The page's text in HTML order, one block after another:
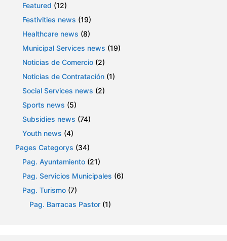
Featured (12)
Festivities news (19)
Healthcare news (8)
Municipal Services news (19)
Noticias de Comercio (2)
Noticias de Contratación (1)
Social Services news (2)
Sports news (5)
Subsidies news (74)
Youth news (4)
Pages Categorys (34)
Pag. Ayuntamiento (21)
Pag. Servicios Municipales (6)
Pag. Turismo (7)
Pag. Barracas Pastor (1)